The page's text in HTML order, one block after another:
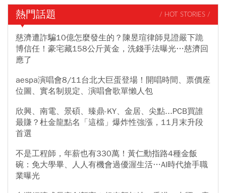
熱門話題 / HOT STORIES /
慈濟遭詐騙10億怎麼發生的？陳昱瑄律師見證嚴下跪
博信任！豪宅藏158公斤黃金，洗錢手法曝光…慈濟回
應了
aespa演唱會8/11台北大巨蛋登場！開唱時間、票價座
位圖、實名制規定、演唱會歌單懶人包
欣興、南電、景碩、臻鼎-KY、金居、尖點...PCB買誰
最賺？杜金龍點名「這檔」爆炸性強漲，11月末升段
首選
不是工程師，年薪也有330萬！黃仁勳指路4種金飯
碗：免大學畢、人人有機會過優渥生活…AI時代搶手職
業曝光